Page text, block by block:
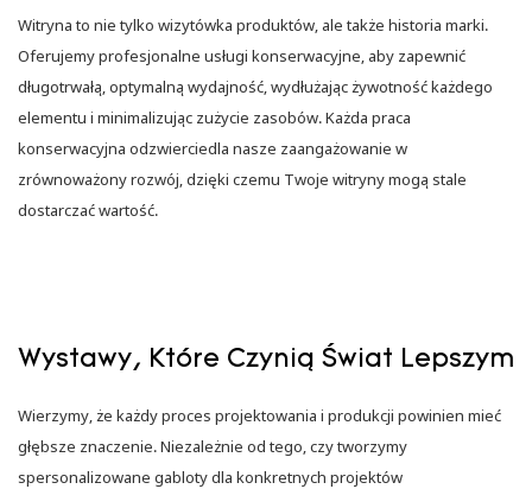
Witryna to nie tylko wizytówka produktów, ale także historia marki.
Oferujemy profesjonalne usługi konserwacyjne, aby zapewnić
długotrwałą, optymalną wydajność, wydłużając żywotność każdego
elementu i minimalizując zużycie zasobów. Każda praca
konserwacyjna odzwierciedla nasze zaangażowanie w
zrównoważony rozwój, dzięki czemu Twoje witryny mogą stale
dostarczać wartość.
Wystawy, Które Czynią Świat Lepszym
Wierzymy, że każdy proces projektowania i produkcji powinien mieć
głębsze znaczenie. Niezależnie od tego, czy tworzymy
spersonalizowane gabloty dla konkretnych projektów